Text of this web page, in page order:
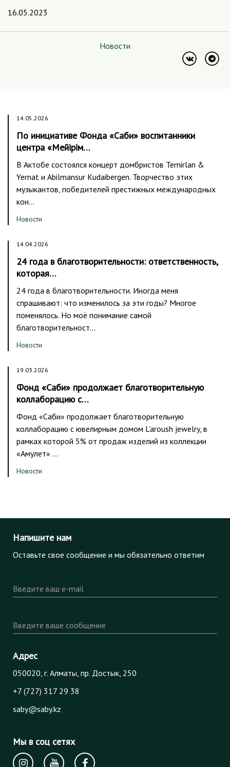
16.05.2023
Новости
14.05.2026
По инициативе Фонда «Саби» воспитанники
центра «Мейірім…
В Актобе состоялся концерт домбристов Temirlan &
Yernat и Abilmansur Kudaibergen. Творчество этих
музыкантов, победителей престижных международных
кон…
Новости
14.04.2026
24 года в благотворительности: ответственность,
которая…
24 года в благотворительности. Иногда меня
спрашивают: что изменилось за эти годы? Многое
поменялось. Но моё понимание самой
благотворительност…
Новости
19.03.2026
Фонд «Саби» продолжает благотворительную
коллаборацию с…
Фонд «Саби» продолжает благотворительную
коллаборацию с ювелирным домом L’aroush jewelry, в
рамках которой 5% от продаж изделий из коллекции
«Амулет» …
Новости
Напишите нам
Оставьте свое сообщение и мы обязательно ответим
Введите ваш e-mail
Введите ваше сообщение
Адрес
050020, г. Алматы, пр. Достык, 250
+7 (727) 317 29 38
saby@saby.kz
Мы в соц сетях